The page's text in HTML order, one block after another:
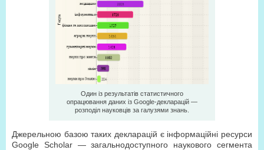
Один із результатів статистичного
опрацювання даних із Google-декларацій —
розподіл науковців за галузями знань.
Джерельною базою таких декларацій є інформаційні ресурси
Google Scholar — загальнодоступного наукового сегмента